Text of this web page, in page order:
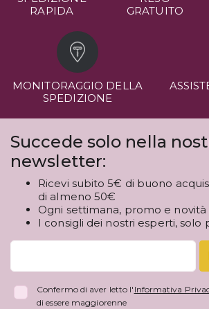
RAPIDA
GRATUITO
MONITORAGGIO DELLA
SPEDIZIONE
Succede solo nella
newsletter:
Ricevi subito 5€ di buono
di almeno 50€
Ogni settimana, promo e novità
I consigli dei nostri esperti, solo
Confermo di aver letto l' Informativa
di essere maggiorenne